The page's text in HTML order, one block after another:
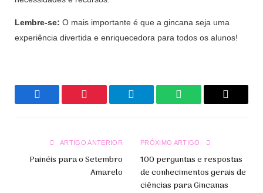
Lembre-se: O mais importante é que a gincana seja uma
experiência divertida e enriquecedora para todos os alunos!
Facebook Pinterest Telegrama WhatsAppCopiar
ARTIGO ANTERIOR
Painéis para o Setembro
Amarelo
PRÓXIMO ARTIGO
100 perguntas e respostas
de conhecimentos gerais de
ciências para Gincanas